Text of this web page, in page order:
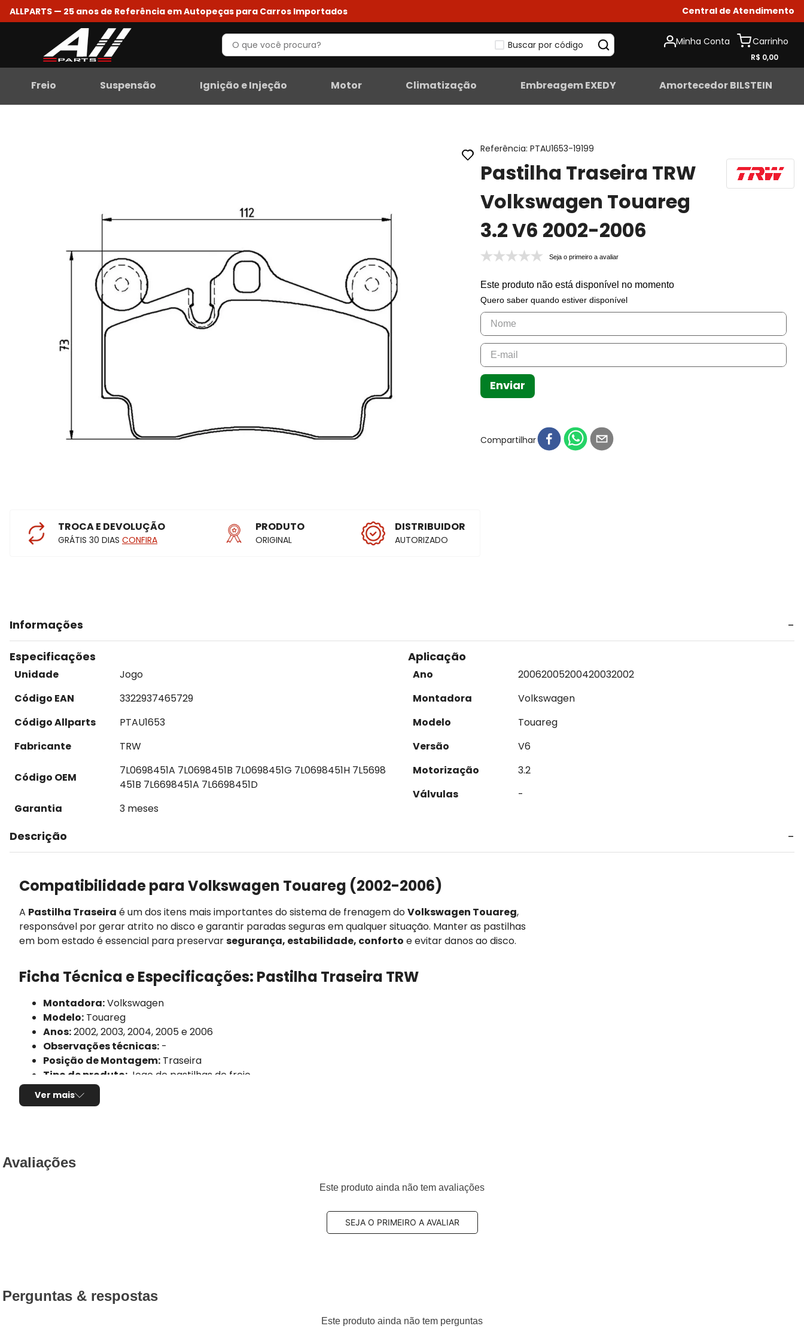
ALLPARTS — 25 anos de Referência em Autopeças para Carros Importados Central de Atendimento
Buscar por código Minha Conta
R$ 0,00
Freio Suspensão Ignição e Injeção Motor Climatização Embreagem EXEDY Amortecedor BILSTEIN
TROCA E DEVOLUÇÃO
GRÁTIS 30 DIAS CONFIRA
PRODUTO
ORIGINAL
DISTRIBUIDOR
AUTORIZADO
Referência:PTAU1653-19199
Pastilha Traseira TRW
Volkswagen Touareg
3.2 V6 2002-2006
Seja o primeiro a avaliar
Este produto não está disponível no momento
Quero saber quando estiver disponível
Enviar
Compartilhar
Informações
Especificações
Unidade
Jogo
Código EAN
3322937465729
Código Allparts
PTAU1653
Fabricante
TRW
Código OEM
7L0698451A 7L0698451B 7L0698451G 7L0698451H 7L5698
451B 7L6698451A 7L6698451D
Garantia
3 meses
Aplicação
Ano 20062005200420032002
Montadora
Volkswagen
Modelo
Touareg
Versão
V6
Motorização
3.2
Válvulas
-
Descrição
Compatibilidade para Volkswagen Touareg (2002-2006)
A Pastilha Traseira é um dos itens mais importantes do sistema de frenagem doVolkswagen Touareg,
responsável por gerar atrito no disco e garantir paradas seguras em qualquer situação. Manter as pastilhas
em bom estado é essencial para preservarsegurança, estabilidade, conforto e evitar danos ao disco.
Ficha Técnica e Especificações: Pastilha Traseira TRW
Montadora:Volkswagen
Modelo: Touareg
Anos:2002, 2003, 2004, 2005 e 2006
Observações técnicas: -
Posição de Montagem: Traseira
Tipo de produto: Jogo de pastilhas de freio
Sensor de desgaste:
Comprimento:
Código Original (OEM):
Principais características do composto semi-metálico
Ver mais
Avaliações
Este produto ainda não tem avaliações
SEJA O PRIMEIRO A AVALIAR
Perguntas & respostas
Este produto ainda não tem perguntas